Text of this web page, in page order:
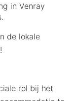
in Venray
de lokale
rol bij het